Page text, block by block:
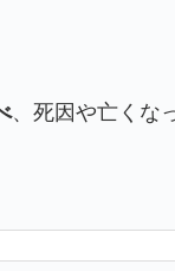
、死因や亡くな